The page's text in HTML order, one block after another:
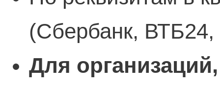
(Сбербанк,
Для